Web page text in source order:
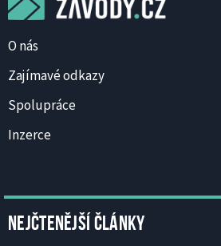
O nás
Zajímavé odkazy
Spolupráce
Inzerce
Nejčtenější články